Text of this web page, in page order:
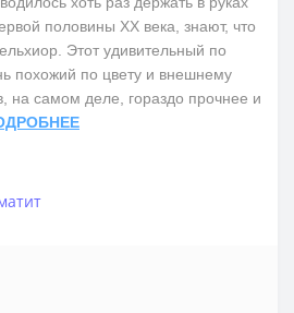
половины ХХ века, знают, что
Этот удивительный по
похожий по цвету и внешнему
на самом деле, гораздо прочнее и